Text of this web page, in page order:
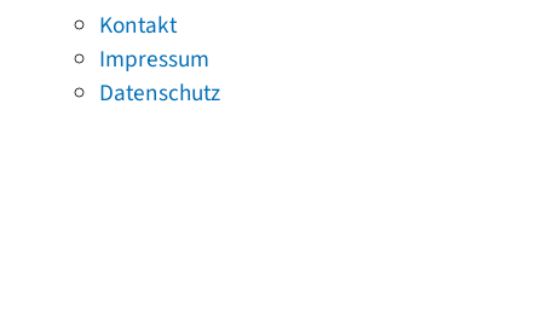
Kontakt
Impressum
Datenschutz